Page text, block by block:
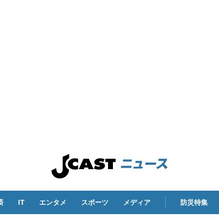
IT エンタメ スポーツ メディア 防災特集